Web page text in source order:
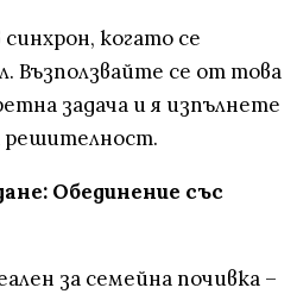
когато се
Възползвайте се от това
задача и я изпълнете
решителност.
Обединение със
за семейна почивка –